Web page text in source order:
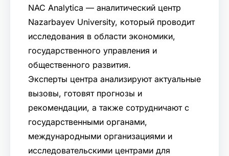
NAC Analytica — аналитический центр
Nazarbayev University, который проводит
исследования в области экономики,
государственного управления и
общественного развития.
Эксперты центра анализируют актуальные
вызовы, готовят прогнозы и
рекомендации, а также сотрудничают с
государственными органами,
международными организациями и
исследовательскими центрами для